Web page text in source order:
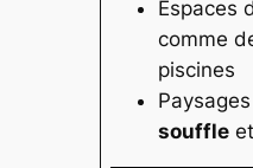
Espaces
comme
piscines
souffle